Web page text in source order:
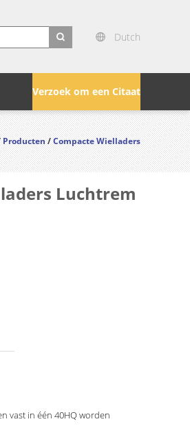
Dutch
Verzoek om een Citaat
Producten/Compacte Wielladers
Luchtrem
vast in één 40HQ worden